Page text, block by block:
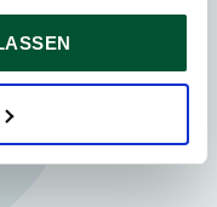
unserer Website
Cookie-Typen
in der